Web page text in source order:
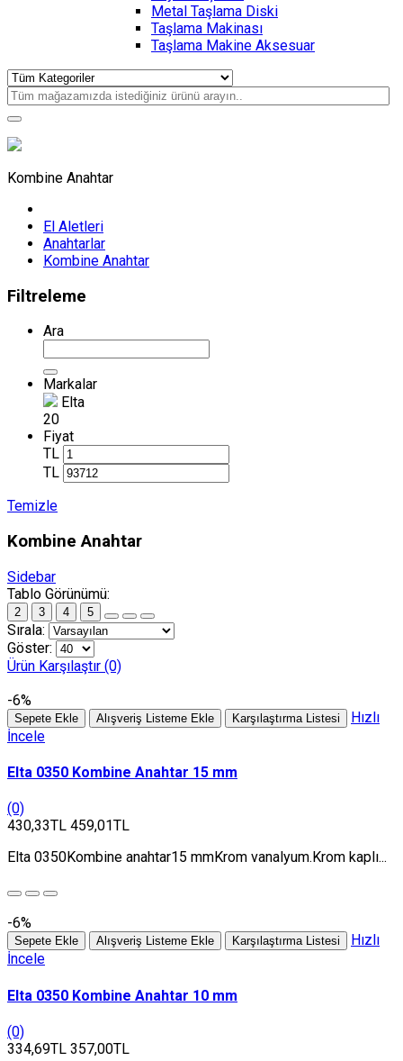
Metal Taşlama Diski
Taşlama Makinası
Taşlama Makine Aksesuar
Kombine Anahtar
El Aletleri
Anahtarlar
Kombine Anahtar
Filtreleme
Ara
Markalar
Elta
20
Fiyat
TL
TL
Temizle
Kombine Anahtar
Sidebar
Tablo Görünümü:
2 3 4 5
Sırala:
Göster:
Ürün Karşılaştır (0)
-6%
Sepete Ekle Alışveriş Listeme Ekle Karşılaştırma Listesi
Hızlı
İncele
Elta 0350 Kombine Anahtar 15 mm
(0)
430,33TL 459,01TL
Elta 0350Kombine anahtar15 mmKrom vanalyum.Krom kaplı...
-6%
Sepete Ekle Alışveriş Listeme Ekle Karşılaştırma Listesi
Hızlı
İncele
Elta 0350 Kombine Anahtar 10 mm
(0)
334,69TL 357,00TL